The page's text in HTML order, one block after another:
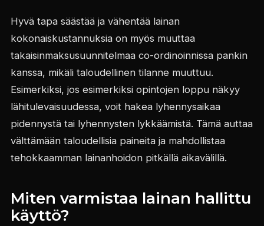
Hyvä tapa säästää ja vähentää lainan
kokonaiskustannuksia on myös muuttaa
takaisinmaksusuunnitelmaa co-ordinoinnissa pankin
kanssa, mikäli taloudellinen tilanne muuttuu.
Esimerkiksi, jos esimerkiksi opintojen loppu näkyy
lähitulevaisuudessa, voit hakea lyhennysaikaa
pidennystä tai lyhennysten lykkäämistä. Tämä auttaa
välttämään taloudellisia paineita ja mahdollistaa
tehokkaamman lainanhoidon pitkällä aikavälillä.
Miten varmistaa lainan hallittu
käyttö?